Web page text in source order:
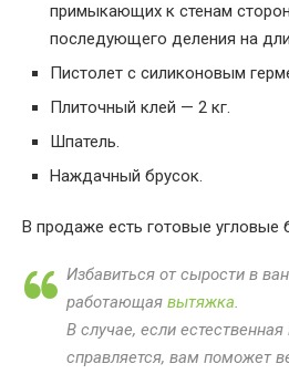
примыкающих к стенам
последующего деления на
Пистолет с силиконовым
Плиточный клей — 2 кг.
Шпатель.
Наждачный брусок.
В продаже есть готовые
Избавиться от сырости в
работающая вытяжка.
В случае, если
справляется, вам поможет